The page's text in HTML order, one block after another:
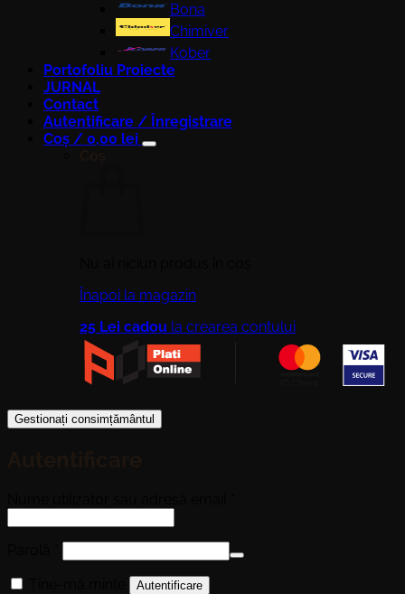
Bona
Chimiver
Kober
Portofoliu Proiecte
JURNAL
Contact
Autentificare / Înregistrare
Coș / 0,00 lei
Înapoi la magazin
25 Lei cadou la crearea contului
Gestionați consimțământul
Autentificare